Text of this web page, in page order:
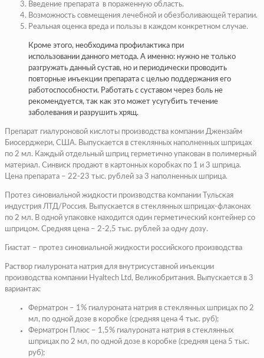
Введение препарата в пораженную область.
Возможность совмещения лечебной и обезболивающей терапии.
Реальная оценка вреда и пользы в каждом конкретном случае.
Кроме этого, необходима профилактика при
использовании данного метода. А именно: нужно не только
разгружать данный сустав, но и периодически проводить
повторные инъекции препарата с целью поддержания его
работоспособности. Работать с суставом через боль не
рекомендуется, так как это может усугубить течение
заболевания и разрушить хрящ.
Препарат гиалуроновой кислоты производства компании Джензайм
Биосерджери, США. Выпускается в стеклянных наполненных шприцах
по 2 мл. Каждый отдельный шприц герметично упакован в полимерный
материал. Синвиск продают в картонных коробках по 1 и 3 шприца.
Цена препарата – 22-23 тыс. рублей за 3 наполненных шприца.
Протез синовиальной жидкости производства компании Тульская
индустрия ЛТД/Россия. Выпускается в стеклянных шприцах-флаконах
по 2 мл. В одной упаковке находится один герметический контейнер со
шприцом. Средняя цена – 2-2,5 тыс. рублей за одну дозу.
Гиастат – протез синовиальной жидкости российского производства
Раствор гиалуроната натрия для внутрисуставной инъекции
производства компании Hyaltech Ltd, Великобритания. Выпускается в 3
вариантах:
Ферматрон – 1% гиалуроната натрия в стеклянных шприцах по 2
мл, по одной дозе в коробке (средняя цена 4 тыс. руб);
Ферматрон Плюс – 1,5% гиалуроната натрия в стеклянных
шприцах по 2 мл, по одной дозе в коробке (средняя цена 5 тыс.
руб);